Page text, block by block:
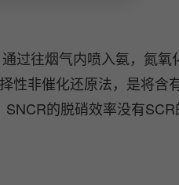
过往烟气内喷入氨，氮氧
性非催化还原法，是将含
的脱硝效率没有SCR